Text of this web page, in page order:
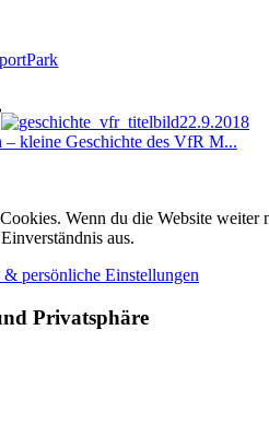
22.9.2018
kleine Geschichte des VfR M...
Wenn du die Website weiter
aus.
persönliche Einstellungen
Privatsphäre